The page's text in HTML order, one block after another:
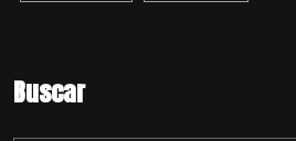
Buscar